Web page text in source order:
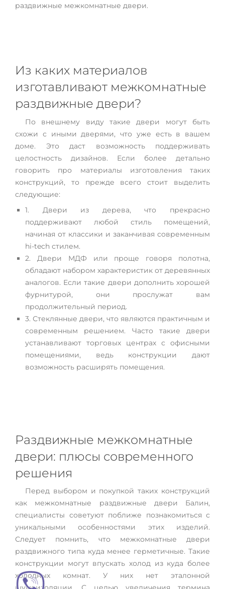
раздвижные межкомнатные двери.
Из каких материалов
изготавливают межкомнатные
раздвижные двери?
По внешнему виду такие двери могут быть
схожи с иными дверями, что уже есть в вашем
доме. Это даст возможность поддерживать
целостность дизайнов. Если более детально
говорить про материалы изготовления таких
конструкций, то прежде всего стоит выделить
следующие:
1. Двери из дерева, что прекрасно
поддерживают любой стиль помещений,
начиная от классики и заканчивая современным
hi-tech стилем.
2. Двери МДФ или проще говоря полотна,
обладают набором характеристик от деревянных
аналогов. Если такие двери дополнить хорошей
фурнитурой, они прослужат вам
продолжительный период.
3. Стеклянные двери, что являются практичным и
современным решением. Часто такие двери
устанавливают торговых центрах с офисными
помещениями, ведь конструкции дают
возможность расширять помещения.
Раздвижные межкомнатные
двери: плюсы современного
решения
Перед выбором и покупкой таких конструкций
как межкомнатные раздвижные двери Балин,
специалисты советуют поближе познакомиться с
уникальными особенностями этих изделий.
Следует помнить, что межкомнатные двери
раздвижного типа куда менее герметичные. Такие
конструкции могут впускать холод из куда более
холодных комнат. У них нет эталонной